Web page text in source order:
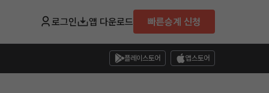
로그인 앱 다운로드 빠른승계 신청
플레이스토어 앱스토어